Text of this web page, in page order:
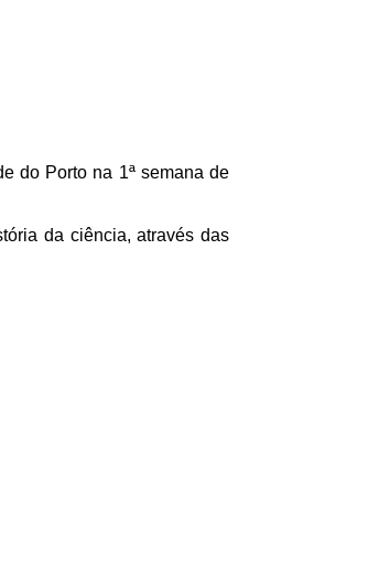
do Porto na 1ª semana de
da ciência, através das